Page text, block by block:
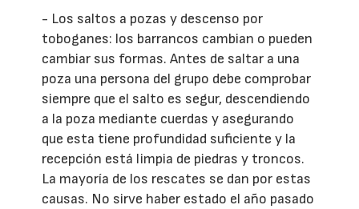
- Los saltos a pozas y descenso por
toboganes: los barrancos cambian o pueden
cambiar sus formas. Antes de saltar a una
poza una persona del grupo debe comprobar
siempre que el salto es segur, descendiendo
a la poza mediante cuerdas y asegurando
que esta tiene profundidad suficiente y la
recepción está limpia de piedras y troncos.
La mayoría de los rescates se dan por estas
causas. No sirve haber estado el año pasado